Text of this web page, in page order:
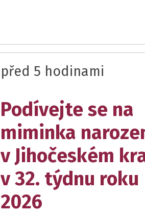
před 5 hodinami
Podívejte se na
miminka
v Jihočeském
v 32. týdnu roku
2026